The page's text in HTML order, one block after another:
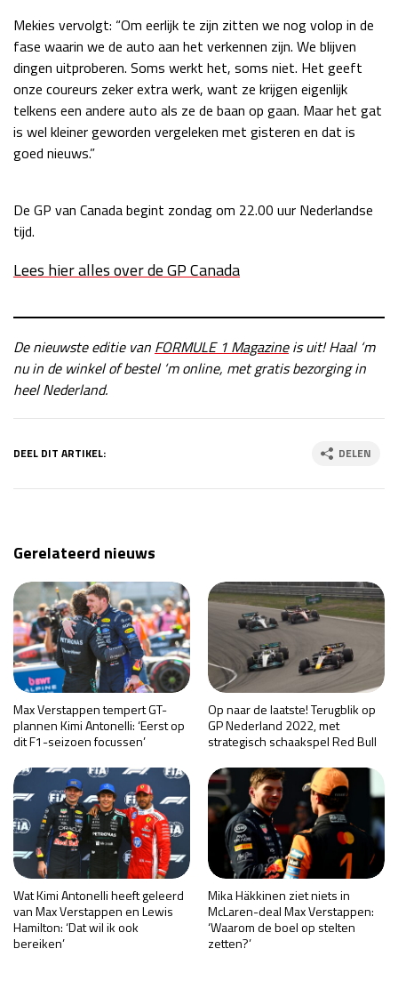
GP QATAR 2026 27 - 29 nov
Kwalificatie
za 15:00 - 16:00
Race
zo 14:00 - 16:00
Mekies vervolgt: “Om eerlijk te zijn zitten we nog volop in de
fase waarin we de auto aan het verkennen zijn. We blijven
dingen uitproberen. Soms werkt het, soms niet. Het geeft
onze coureurs zeker extra werk, want ze krijgen eigenlijk
telkens een andere auto als ze de baan op gaan. Maar het gat
is wel kleiner geworden vergeleken met gisteren en dat is
goed nieuws.”
De GP van Canada begint zondag om 22.00 uur Nederlandse
tijd.
Lees hier alles over de GP Canada
De nieuwste editie van FORMULE 1 Magazineis uit! Haal ‘m
nu in de winkel of bestel ‘m online, met gratis bezorging in
heel Nederland.
DEEL DIT ARTIKEL: DELEN
Gerelateerd nieuws
Max Verstappen tempert GT-
plannen Kimi Antonelli: ‘Eerst op
dit F1-seizoen focussen’
Op naar de laatste! Terugblik op
GP Nederland 2022, met
strategisch schaakspel Red Bull
Wat Kimi Antonelli heeft geleerd
van Max Verstappen en Lewis
Hamilton: ‘Dat wil ik ook
bereiken’
Mika Häkkinen ziet niets in
McLaren-deal Max Verstappen:
‘Waarom de boel op stelten
zetten?’